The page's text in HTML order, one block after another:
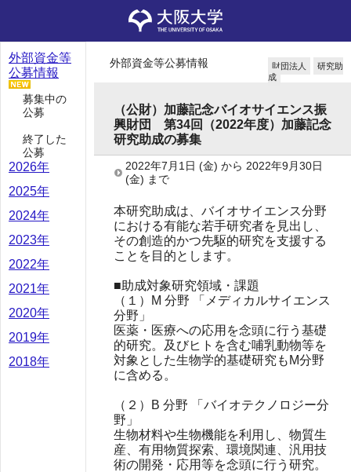
外部資金等
公募情報
募集中の
公募
終了した
公募
2026年
2025年
2024年
2023年
2022年
2021年
2020年
2019年
2018年
外部資金等公募情報 財団法人
研究助
成
（公財）加藤記念バイオサイエンス振
興財団 第34回（2022年度）加藤記念
研究助成の募集
2022年7月1日 (金) から 2022年9月30日
(金) まで
本研究助成は、バイオサイエンス分野
における有能な若手研究者を見出し、
その創造的かつ先駆的研究を支援する
ことを目的とします。
■助成対象研究領域・課題
（１）M 分野 「メディカルサイエンス
分野」
医薬・医療への応用を念頭に行う基礎
的研究。及びヒトを含む哺乳動物等を
対象とした生物学的基礎研究もM分野
に含める。
（２）B 分野 「バイオテクノロジー分
野」
生物材料や生物機能を利用し、物質生
産、有用物質探索、環境関連、汎用技
術の開発・応用等を念頭に行う研究。